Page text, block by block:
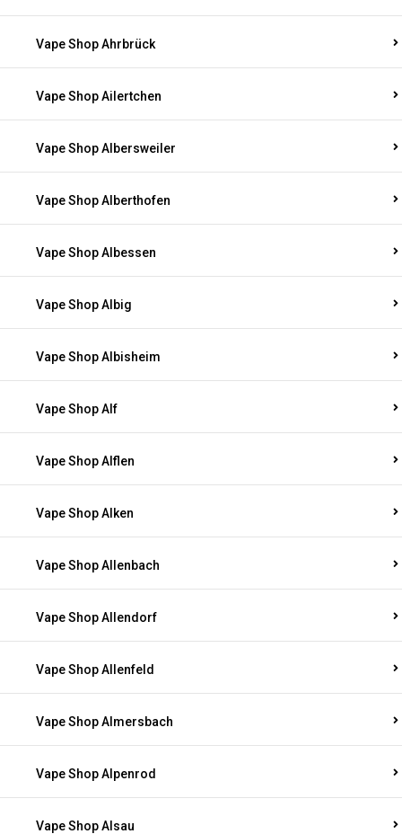
Vape Shop Ahrbrück
Vape Shop Ailertchen
Vape Shop Albersweiler
Vape Shop Alberthofen
Vape Shop Albessen
Vape Shop Albig
Vape Shop Albisheim
Vape Shop Alf
Vape Shop Alflen
Vape Shop Alken
Vape Shop Allenbach
Vape Shop Allendorf
Vape Shop Allenfeld
Vape Shop Almersbach
Vape Shop Alpenrod
Vape Shop Alsau